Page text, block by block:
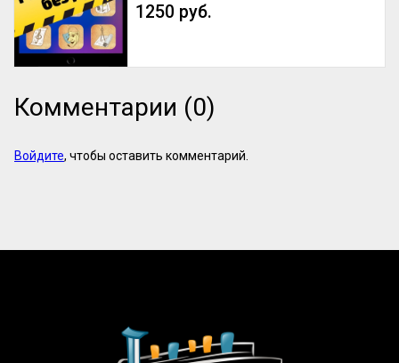
1250 руб.
Комментарии (0)
Войдите, чтобы оставить комментарий.